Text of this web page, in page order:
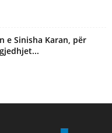
e Sinisha Karan, për